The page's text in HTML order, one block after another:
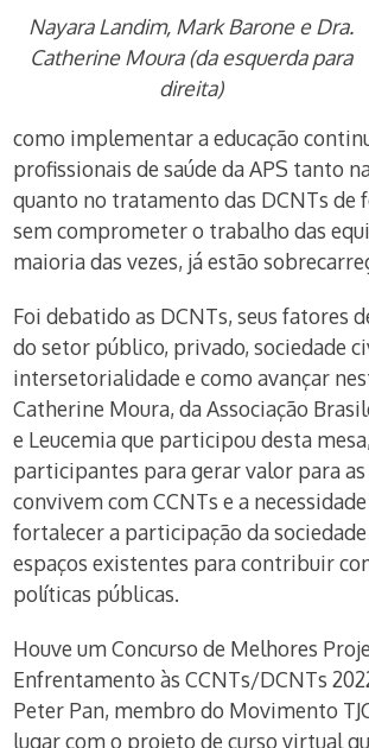
Nayara Landim, Mark Barone e Dra.
Catherine Moura (da esquerda para
direita)
como implementar a educação
profissionais de saúde da APS tanto
quanto no tratamento das DCNTs de
sem comprometer o trabalho das
maioria das vezes, já estão
Foi debatido as DCNTs, seus fatores
do setor público, privado, sociedade
intersetorialidade e como avançar
Catherine Moura, da Associação
e Leucemia que participou desta
participantes para gerar valor para as
convivem com CCNTs e a
fortalecer a participação da
espaços existentes para contribuir
políticas públicas.
Houve um Concurso de Melhores
Enfrentamento às CCNTs/DCNTs
Peter Pan, membro do Movimento
lugar com o projeto de curso virtual